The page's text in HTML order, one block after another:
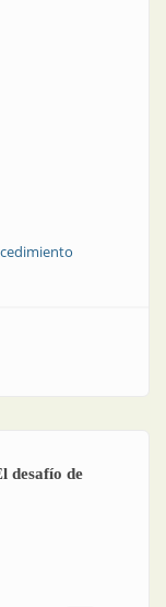
| Procedimientos
desafío de